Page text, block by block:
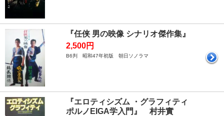
『任侠 男の映像 シナリオ傑作集』
2,500円
B6判 昭和47年初版 朝日ソノラマ
『エロティシズム ・グラフィティ
ポルノEIGA学入門』 村井實